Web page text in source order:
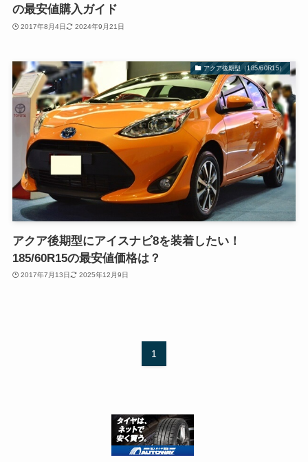
の最安値購入ガイド
2017年8月4日 2024年9月21日
アクア後期型（185/60R15）
アクア後期型にアイスナビ8を装着したい！
185/60R15の最安値価格は？
2017年7月13日 2025年12月9日
1